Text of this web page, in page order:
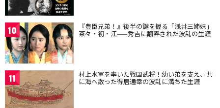
10 『豊臣兄弟！』後半の鍵を握る「浅井三姉妹」
茶々・初・江——秀吉に翻弄された波乱の生涯
11 村上水軍を率いた戦国武将！幼い弟を支え、共
に海へ散った得居通幸の波乱に満ちた生涯